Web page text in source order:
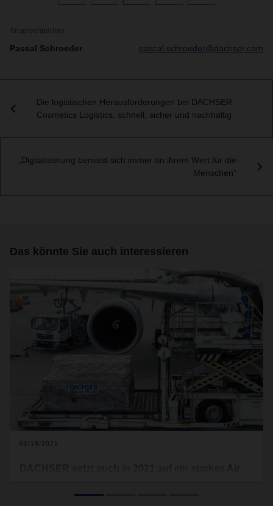
Ansprechpartner
Pascal Schroeder pascal.schroeder@dachser.com
Die logistischen Herausforderungen bei DACHSER
Cosmetics Logistics: schnell, sicher und nachhaltig
„Digitalisierung bemisst sich immer an ihrem Wert für die
Menschen“
Das könnte Sie auch interessieren
02/18/2021